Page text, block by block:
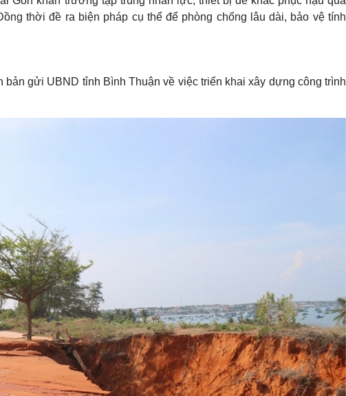
thời đề ra biện pháp cụ thể để phòng chống lâu dài, bảo vệ tính
gửi UBND tỉnh Bình Thuận về việc triển khai xây dựng công trình